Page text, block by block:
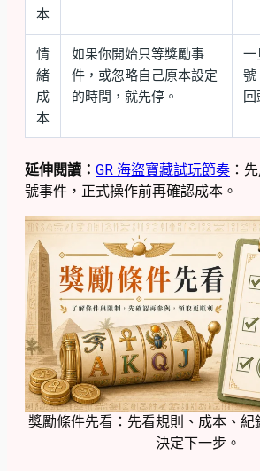
本
情
緒
成
本
如果你開始只等獎勵事
件，或忽略自己原本設定
的時間，就先停。
一
號
回
延伸閱讀： GR 海盜寶藏試玩節奏 ：
號事件，正式操作前再確認成本。
獎勵條件先看：先看規則、成本、紀
決定下一步。